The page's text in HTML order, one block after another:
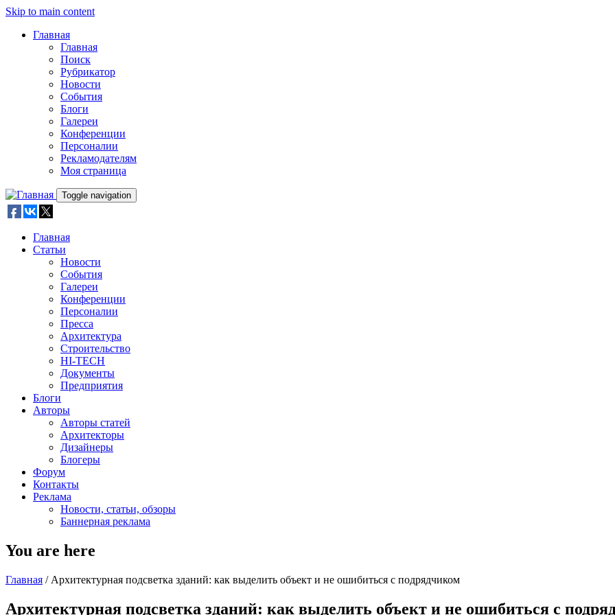
Skip to main content
Главная
Главная
Поиск
Рубрикатор
Новости
События
Блоги
Галереи
Конференции
Персоналии
Рекламодателям
Моя страница
Toggle navigation
Главная
Статьи
Новости
События
Галереи
Конференции
Персоналии
Пресса
Архитектура
Строительство
HI-TECH
Документы
Предприятия
Блоги
Авторы
Авторы статей
Архитекторы
Дизайнеры
Блогеры
Форум
Контакты
Реклама
Новости, статьи, обзоры
Баннерная реклама
You are here
Главная / Архитектурная подсветка зданий: как выделить объект и не ошибиться с подрядчиком
Архитектурная подсветка зданий: как выделить объект и не ошибиться с